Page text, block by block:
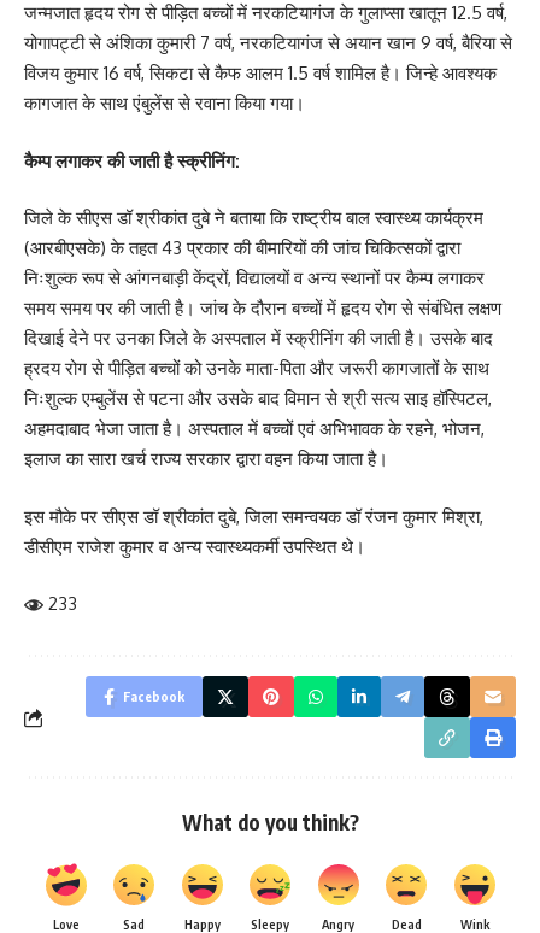
जन्मजात हृदय रोग से पीड़ित बच्चों में नरकटियागंज के गुलाप्सा खातून 12.5 वर्ष,
योगापट्टी से अंशिका कुमारी 7 वर्ष, नरकटियागंज से अयान खान 9 वर्ष, बैरिया से
विजय कुमार 16 वर्ष, सिकटा से कैफ आलम 1.5 वर्ष शामिल है। जिन्हे आवश्यक
कागजात के साथ एंबुलेंस से रवाना किया गया।
कैम्प लगाकर की जाती है स्क्रीनिंग:
जिले के सीएस डॉ श्रीकांत दुबे ने बताया कि राष्ट्रीय बाल स्वास्थ्य कार्यक्रम
(आरबीएसके) के तहत 43 प्रकार की बीमारियों की जांच चिकित्सकों द्वारा
निःशुल्क रूप से आंगनबाड़ी केंद्रों, विद्यालयों व अन्य स्थानों पर कैम्प लगाकर
समय समय पर की जाती है। जांच के दौरान बच्चों में हृदय रोग से संबंधित लक्षण
दिखाई देने पर उनका जिले के अस्पताल में स्क्रीनिंग की जाती है। उसके बाद
ह्रदय रोग से पीड़ित बच्चों को उनके माता-पिता और जरूरी कागजातों के साथ
निःशुल्क एम्बुलेंस से पटना और उसके बाद विमान से श्री सत्य साइ हॉस्पिटल,
अहमदाबाद भेजा जाता है। अस्पताल में बच्चों एवं अभिभावक के रहने, भोजन,
इलाज का सारा खर्च राज्य सरकार द्वारा वहन किया जाता है।
इस मौके पर सीएस डॉ श्रीकांत दुबे, जिला समन्वयक डॉ रंजन कुमार मिश्रा,
डीसीएम राजेश कुमार व अन्य स्वास्थ्यकर्मी उपस्थित थे।
233
Facebook
What do you think?
Love Sad Happy Sleepy Angry Dead Wink